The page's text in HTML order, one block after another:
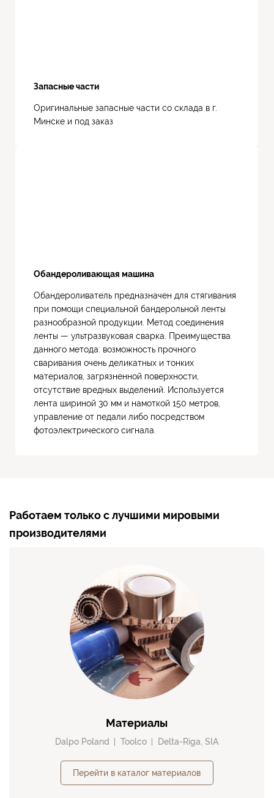
Запасные части
Оригинальные запасные части со склада в г.
Минске и под заказ
Обандероливающая машина
Обандероливатель предназначен для стягивания
при помощи специальной бандерольной ленты
разнообразной продукции. Метод соединения
ленты — ультразвуковая сварка. Преимущества
данного метода: возможность прочного
сваривания очень деликатных и тонких
материалов, загрязненной поверхности,
отсутствие вредных выделений. Используется
лента шириной 30 мм и намоткой 150 метров,
управление от педали либо посредством
фотоэлектрического сигнала.
Работаем только с лучшими мировыми
производителями
Материалы
Dalpo Poland Toolco Delta-Riga, SIA
Перейти в каталог материалов